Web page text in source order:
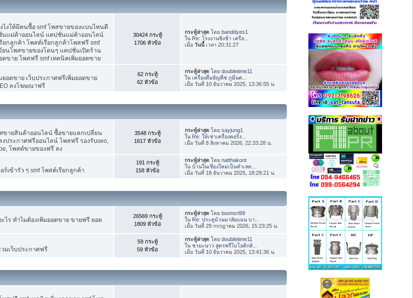
งให้มีคนซื้อ smf โพสขายของแบบไหนดี
นแม่ค้าออนไลน์ แคปชั่นแม่ค้าออนไลน์
ยกลูกค้า โพสต์เรียกลูกค้าโพสฟรี smf
ยนโพสขายของโดนๆ แคปชั่นเปิดร้าน
ขาย โพสฟรี smf เทคนิคเพิ่มยอดขาย
30424 กระทู้
1706 หัวข้อ
กระทู้ล่าสุด โดยbanddyes1
ใน Re: โรงงานชิงช้า เครื่อ...
เมื่อวันนี้เวลา 20:31:27
อดขาย เว็บประกาศฟรีเพิ่มยอดขาย
ลงโฆษณาฟรี
62 กระทู้
62 หัวข้อ
กระทู้ล่าสุด โดยdoubletime11
ในเครื่องดื่มธัญพืช ภูมีนค...
เมื่อ วันที่ 10 ธันวาคม 2025, 13:36:55 น.
ขายสินค้าออนไลน์ ซื้อขายแลกเปลี่ยน
ประกาศฟรีออนไลน์ โพสฟรี รองรับseo,
โพสต์ขายของฟรี ลง
3548 กระทู้
1617 หัวข้อ
กระทู้ล่าสุด โดยsayjung1
ใน Re: ให้เช่าเครื่องคอริ่ง...
เมื่อ วันที่ 8 สิงหาคม 2026, 22:33:28 น.
เข้ารัว ๆ smf โพสต์เรียกลูกค้า
191 กระทู้
158 หัวข้อ
กระทู้ล่าสุด โดยnatthakont
ในบ้านในเชียงใหม่เป็นทำเลท...
เมื่อ วันที่ 18 ธันวาคม 2025, 18:29:21 น.
ไร ทำไมต้องเพิ่มยอดขาย ขายฟรี ยอด
26569 กระทู้
1809 หัวข้อ
กระทู้ล่าสุด โดยboonsri99
ใน Re: ประตูม้วนมาลัยแมน บา...
เมื่อ วันที่ 29 กรกฎาคม 2026, 15:23:25 น.
มเว็บประกาศฟรี
59 กระทู้
59 หัวข้อ
กระทู้ล่าสุด โดยdoubletime11
ในชามะนาว สูตรพรีไบโอติกส์...
เมื่อ วันที่ 10 ธันวาคม 2025, 13:41:36 น.